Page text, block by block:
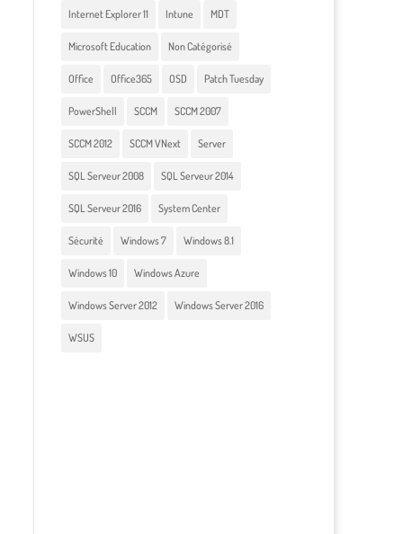
Internet Explorer 11 Intune MDT
Microsoft Education Non Catégorisé
Office Office365 OSD Patch Tuesday
PowerShell SCCM SCCM 2007
SCCM 2012 SCCM VNext Server
SQL Serveur 2008 SQL Serveur 2014
SQL Serveur 2016 System Center
Sécurité Windows 7 Windows 8.1
Windows 10 Windows Azure
Windows Server 2012 Windows Server 2016
WSUS